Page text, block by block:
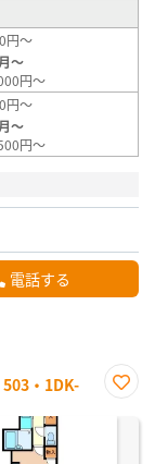
円～
～
円～
円～
～
円～
電話する
・1DK-
に入